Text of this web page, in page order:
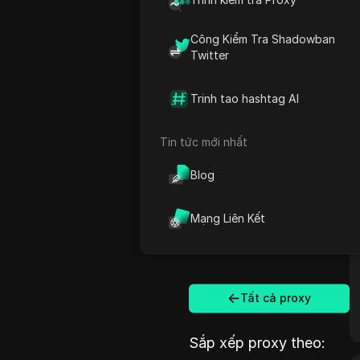
Công Kiểm Tra Shadowban
Twitter
Trinh tao hashtag AI
Tin tức mới nhất
Blog
Mạng Liên Kết
Tất cả proxy
Sắp xếp proxy theo: